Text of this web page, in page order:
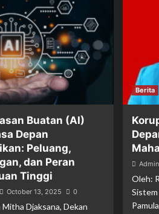
Buatan (AI)
Depan
Peluang,
dan Peran
Tinggi
October 13, 2025 0
Djaksana, Dekan
Berita
Oleh: